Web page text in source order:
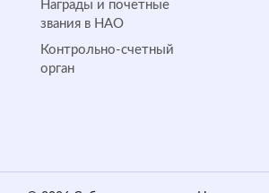
Награды и почетные
звания в НАО
Контрольно-счетный
орган